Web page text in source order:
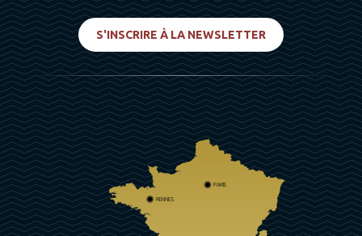
S'INSCRIRE À LA NEWSLETTER
PARIS
RENNES